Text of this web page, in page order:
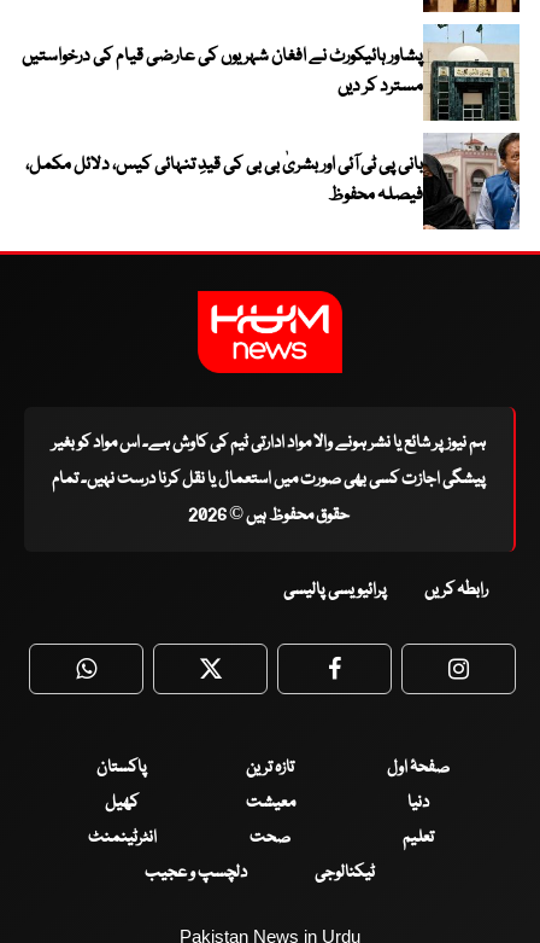
پشاور ہائیکورٹ نے افغان شہریوں کی عارضی قیام کی درخواستیں
مسترد کر دیں
بانی پی ٹی آئی اور بشریٰ بی بی کی قیدِ تنہائی کیس، دلائل مکمل،
فیصلہ محفوظ
ہم نیوز پر شائع یا نشر ہونے والا مواد ادارتی ٹیم کی کاوش ہے۔ اس مواد کو بغیر
پیشگی اجازت کسی بھی صورت میں استعمال یا نقل کرنا درست نہیں۔ تمام
حقوق محفوظ ہیں © 2026
رابطہ کریں پرائیویسی پالیسی
WhatsApp Twitter Facebook
صفحۂ اول تازہ ترین
پاکستان
دنیا
معیشت
کھیل
تعلیم
صحت
انٹرٹینمنٹ
ٹیکنالوجی
دلچسپ و عجیب
Pakistan News in Urdu